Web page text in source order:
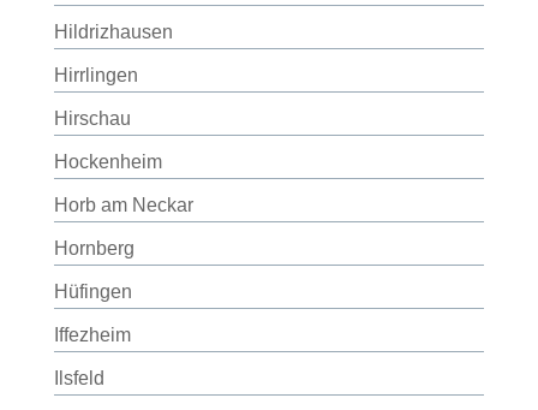
Hildrizhausen
Hirrlingen
Hirschau
Hockenheim
Horb am Neckar
Hornberg
Hüfingen
Iffezheim
Ilsfeld